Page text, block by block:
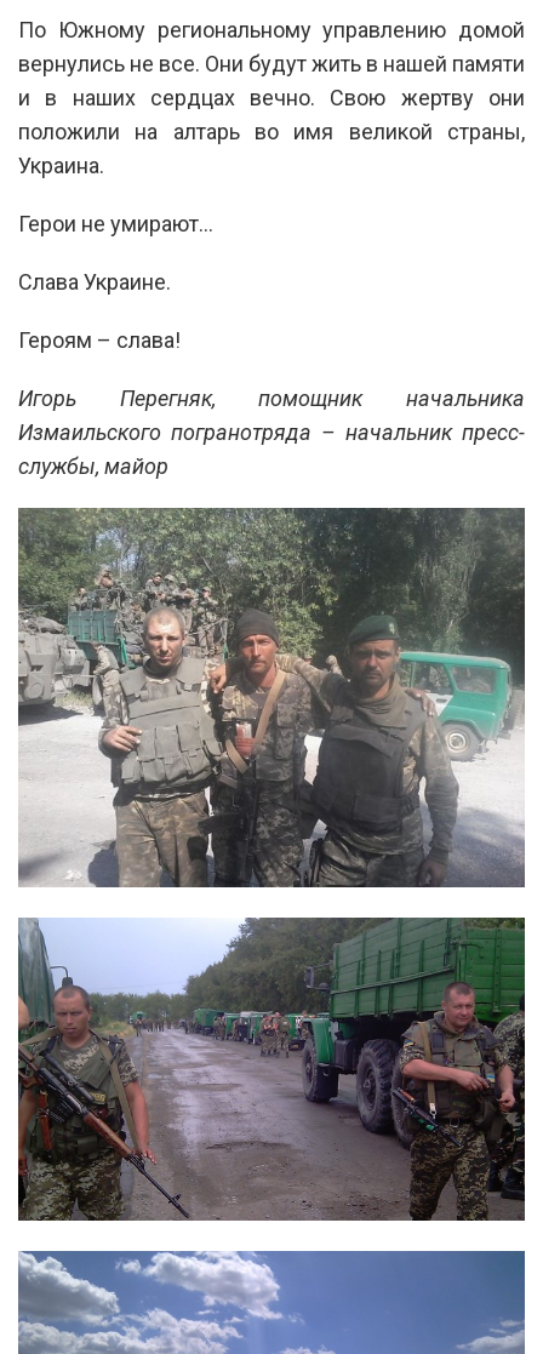
По Южному региональному управлению домой
вернулись не все. Они будут жить в нашей памяти
и в наших сердцах вечно. Свою жертву они
положили на алтарь во имя великой страны,
Украина.
Герои не умирают…
Слава Украине.
Героям – слава!
Игорь Перегняк, помощник начальника
Измаильского погранотряда – начальник пресс-
службы, майор